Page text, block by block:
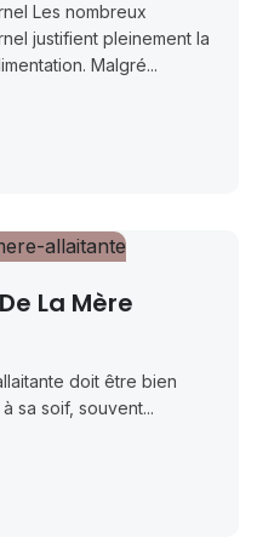
Les nombreux
justifient pleinement la
Malgré...
La Mère
doit être bien
sa soif, souvent...